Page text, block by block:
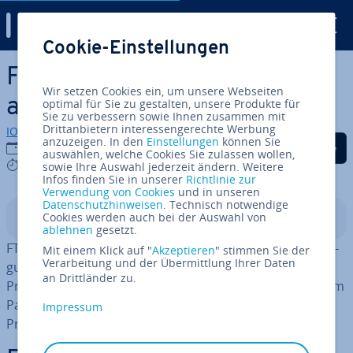
Zum Haupt­in­halt springen
FTP-Port: Passives und
aktives FTP im Überblick
IONOS Redaktion
16.03.2023
8 mins
Auf Facebook teilen
Auf Twitter teilen
Auf LinkedIn
In­halts­ver­zeich­nis
FTP-Ports sind Kom­mu­ni­ka­ti­ons­punk­te, die die Über­tra­
gung zwischen Endgerät und Server über das FTP-
Protokoll er­mög­li­chen. Dabei wird zwischen FTP-Ports im
Passive Mode und im Active Mode un­ter­schie­den. Das
Protokoll ist al­ler­dings ver­gleichs­wei­se unsicher.
Cookie-Einstellungen
Wir setzen Cookies ein, um unsere Webseiten
optimal für Sie zu gestalten, unsere Produkte für
Sie zu verbessern sowie Ihnen zusammen mit
Drittanbietern interessengerechte Werbung
anzuzeigen. In den Einstellungen können Sie
auswählen, welche Cookies Sie zulassen wollen,
sowie Ihre Auswahl jederzeit ändern. Weitere
Infos finden Sie in unserer Richtlinie zur
Verwendung von Cookies und in unseren
Datenschutzhinweisen. Technisch notwendige
Cookies werden auch bei der Auswahl von
ablehnen gesetzt.
Mit einem Klick auf "Akzeptieren" stimmen Sie der
Verarbeitung und der Übermittlung Ihrer Daten
an Drittländer zu.
Impressum